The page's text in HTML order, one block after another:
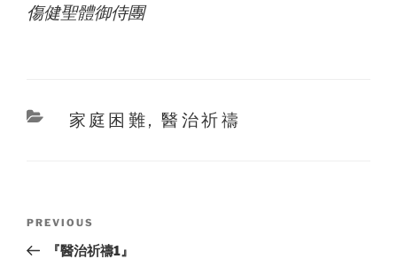
傷健聖體御侍團
Categories
家庭困難,醫治祈禱
Previous
Post
PREVIOUS
『醫治祈禱1』